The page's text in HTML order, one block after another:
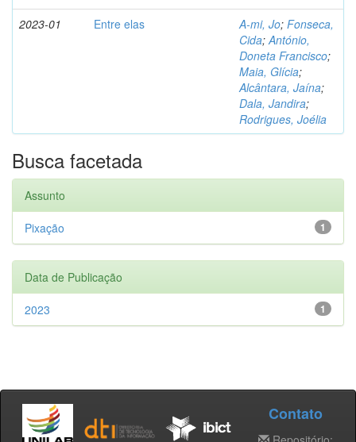
2023-01 Entre elas A-mi, Jo; Fonseca,
Cida;António,
Doneta Francisco;
Maia, Glícia;
Alcântara, Jaína;
Dala, Jandira;
Rodrigues, Joélia
Busca facetada
Assunto
1
Pixação
Data de Publicação
1
2023
Contato